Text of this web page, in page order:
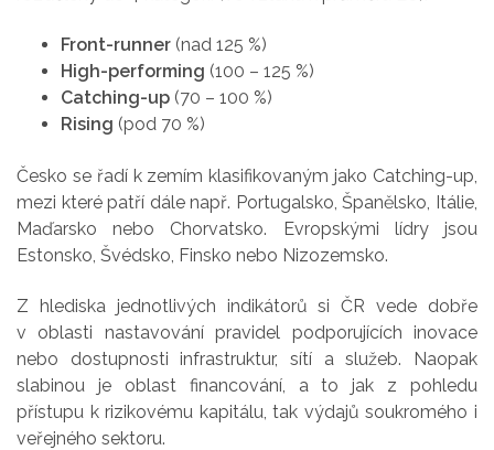
Front-runner (nad 125 %)
High-performing (100 – 125 %)
Catching-up (70 – 100 %)
Rising (pod 70 %)
Česko se řadí k zemím klasifikovaným jako Catching-up,
mezi které patří dále např. Portugalsko, Španělsko, Itálie,
Maďarsko nebo Chorvatsko. Evropskými lídry jsou
Estonsko, Švédsko, Finsko nebo Nizozemsko.
Z hlediska jednotlivých indikátorů si ČR vede dobře
v oblasti nastavování pravidel podporujících inovace
nebo dostupnosti infrastruktur, sítí a služeb. Naopak
slabinou je oblast financování, a to jak z pohledu
přístupu k rizikovému kapitálu, tak výdajů soukromého i
veřejného sektoru.